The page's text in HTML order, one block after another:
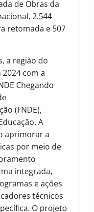
de Obras da
2.544
retomada e 507
a região do
com a
Chegando
(FNDE),
A
aprimorar a
por meio de
integrada,
e ações
técnicos
O projeto